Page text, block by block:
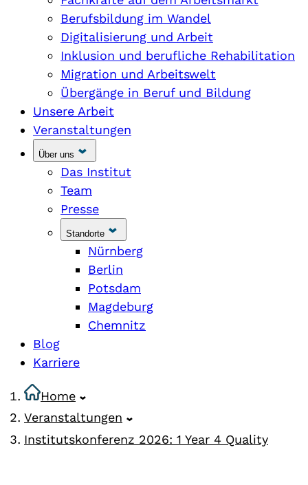
Berufsbildung im Wandel
Digitalisierung und Arbeit
Inklusion und berufliche Rehabilitation
Migration und Arbeitswelt
Übergänge in Beruf und Bildung
Unsere Arbeit
Veranstaltungen
Über uns
Das Institut
Team
Presse
Standorte
Nürnberg
Berlin
Potsdam
Magdeburg
Chemnitz
Blog
Karriere
Home
Veranstaltungen
Institutskonferenz 2026: 1 Year 4 Quality